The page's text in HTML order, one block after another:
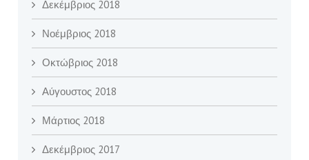
Δεκέμβριος 2018
Νοέμβριος 2018
Οκτώβριος 2018
Αύγουστος 2018
Μάρτιος 2018
Δεκέμβριος 2017